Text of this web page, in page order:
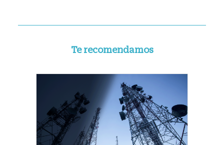
Te recomendamos